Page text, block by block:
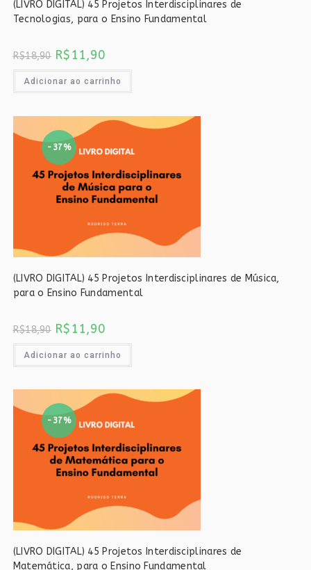
(LIVRO DIGITAL) 45 Projetos Interdisciplinares de
Tecnologias, para o Ensino Fundamental
R$18,90 O
preço
era:
R$11,90
é:
Adicionar ao carrinho
-37%
(LIVRO DIGITAL) 45 Projetos Interdisciplinares de Música,
para o Ensino Fundamental
R$18,90 O
preço
era:
R$11,90
é:
Adicionar ao carrinho
-37%
(LIVRO DIGITAL) 45 Projetos Interdisciplinares de
Matemática, para o Ensino Fundamental